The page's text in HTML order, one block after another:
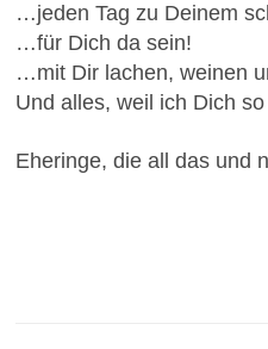
…jeden Tag zu Deinem
…für Dich da sein!
…mit Dir lachen, weinen
Und alles, weil ich Dich
Eheringe, die all das und